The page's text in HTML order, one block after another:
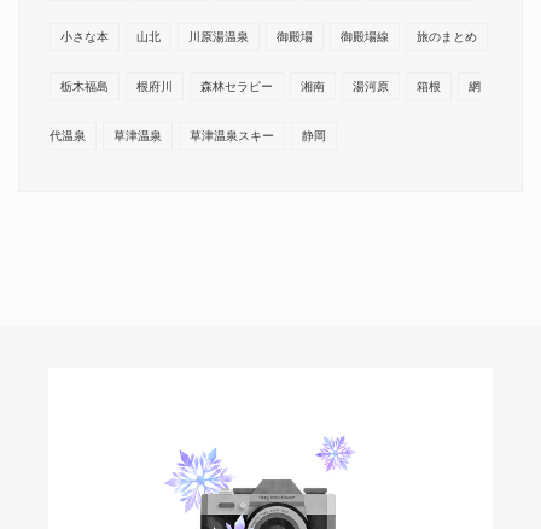
小さな本 山北 川原湯温泉 御殿場 御殿場線 旅のまとめ
栃木福島 根府川 森林セラピー 湘南 湯河原 箱根 網
代温泉 草津温泉 草津温泉スキー 静岡